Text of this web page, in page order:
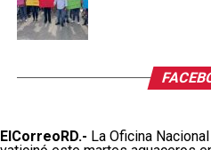
ElCorreoRD.- La Oficina